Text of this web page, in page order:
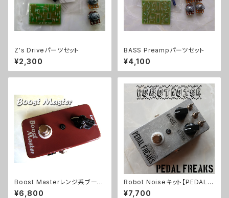
Z's Driveパーツセット
¥2,300
BASS Preampパーツセット
¥4,100
Boost Masterレンジ系ブース
ターキット【BASIC KIT】
¥6,800
Robot Noiseキット【PEDAL F
REAKS】
¥7,700